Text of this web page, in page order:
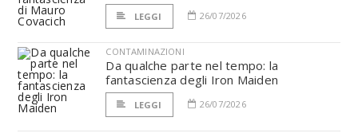
LEGGI 26/07/2026
CONTAMINAZIONI
Da qualche parte nel tempo: la
fantascienza degli Iron Maiden
LEGGI 26/07/2026